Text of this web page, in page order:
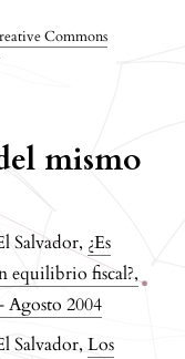
Commons
mismo
Salvador, ¿Es
equilibrio fiscal?,
2004
Salvador, Los